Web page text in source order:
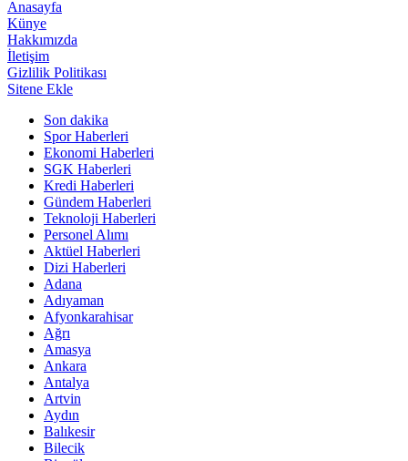
Anasayfa
Künye
Hakkımızda
İletişim
Gizlilik Politikası
Sitene Ekle
Son dakika
Spor Haberleri
Ekonomi Haberleri
SGK Haberleri
Kredi Haberleri
Gündem Haberleri
Teknoloji Haberleri
Personel Alımı
Aktüel Haberleri
Dizi Haberleri
Adana
Adıyaman
Afyonkarahisar
Ağrı
Amasya
Ankara
Antalya
Artvin
Aydın
Balıkesir
Bilecik